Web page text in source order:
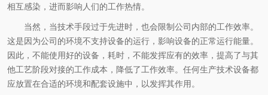
相互感染，进而影响人们的工作热情。
当然，当技术手段过于先进时，也会限制公司内部的工作效率。
这是因为公司的环境不支持设备的运行，影响设备的正常运行能量。
因此，不能使用好的设备，耗时，不能发挥应有的效率，提高了与其
他工艺阶段对接的工作成本，降低了工作效率。任何生产技术设备都
应放置在合适的环境和配套设施中，以发挥其作用。